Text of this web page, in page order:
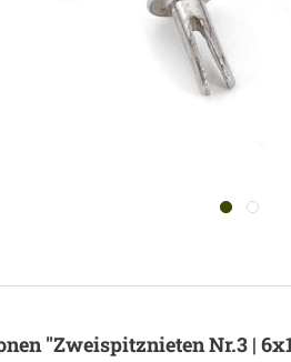
"Zweispitznieten Nr.3 |